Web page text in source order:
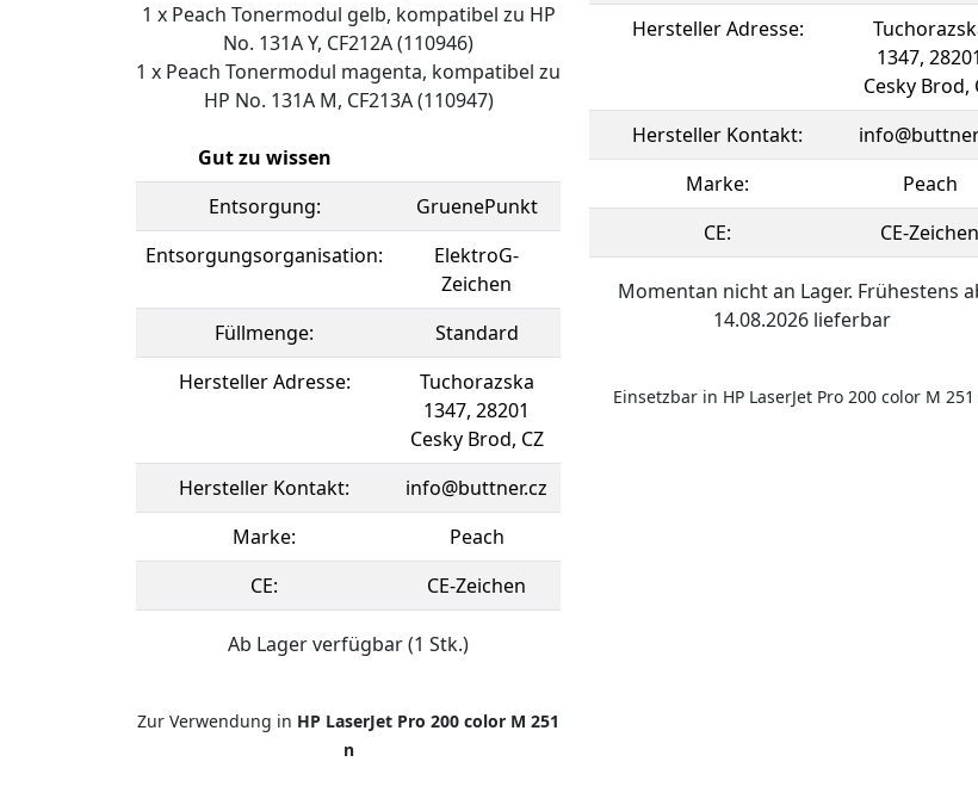
1 x Peach Tonermodul gelb, kompatibel zu HP
No. 131A Y, CF212A (110946)
1 x Peach Tonermodul magenta, kompatibel zu
HP No. 131A M, CF213A (110947)
Gut zu wissen
Entsorgung:
GruenePunkt
Entsorgungsorganisation:
ElektroG-
Zeichen
Füllmenge:
Standard
Hersteller Adresse:
Tuchorazska
1347, 28201
Cesky Brod, CZ
Hersteller Kontakt:
info@buttner.cz
Marke:
Peach
CE:
CE-Zeichen
Ab Lager verfügbar (1 Stk.)
Zur Verwendung in HP LaserJet Pro 200 color M 251
n
Hersteller Adresse:
1347, 28201
Cesky Brod,
Hersteller Kontakt:
Marke:
Peach
CE:
CE-Zeichen
Momentan nicht an Lager. Frühestens
14.08.2026 lieferbar
Einsetzbar in HP LaserJet Pro 200 color M